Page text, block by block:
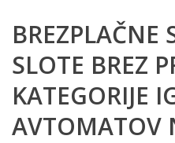
BREZPLAČNE
SLOTE BREZ
KATEGORIJE
AVTOMATOV